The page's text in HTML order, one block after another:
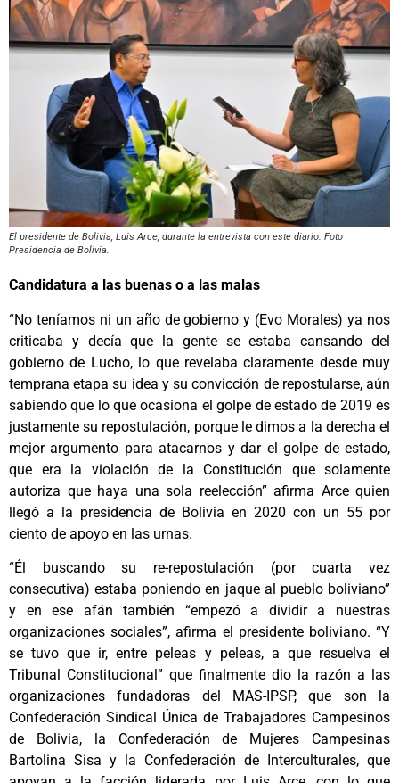
El presidente de Bolivia, Luis Arce, durante la entrevista con este diario. Foto
Presidencia de Bolivia.
Candidatura a las buenas o a las malas
“No teníamos ni un año de gobierno y (Evo Morales) ya nos
criticaba y decía que la gente se estaba cansando del
gobierno de Lucho, lo que revelaba claramente desde muy
temprana etapa su idea y su convicción de repostularse, aún
sabiendo que lo que ocasiona el golpe de estado de 2019 es
justamente su repostulación, porque le dimos a la derecha el
mejor argumento para atacarnos y dar el golpe de estado,
que era la violación de la Constitución que solamente
autoriza que haya una sola reelección” afirma Arce quien
llegó a la presidencia de Bolivia en 2020 con un 55 por
ciento de apoyo en las urnas.
“Él buscando su re-repostulación (por cuarta vez
consecutiva) estaba poniendo en jaque al pueblo boliviano”
y en ese afán también “empezó a dividir a nuestras
organizaciones sociales”, afirma el presidente boliviano. “Y
se tuvo que ir, entre peleas y peleas, a que resuelva el
Tribunal Constitucional” que finalmente dio la razón a las
organizaciones fundadoras del MAS-IPSP, que son la
Confederación Sindical Única de Trabajadores Campesinos
de Bolivia, la Confederación de Mujeres Campesinas
Bartolina Sisa y la Confederación de Interculturales, que